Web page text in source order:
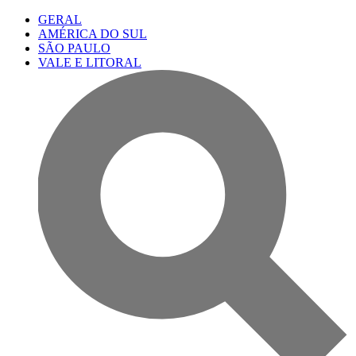
GERAL
AMÉRICA DO SUL
SÃO PAULO
VALE E LITORAL